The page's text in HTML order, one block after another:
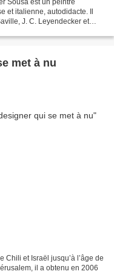
et italienne, autodidacte. Il
J. C. Leyendecker et
met à nu
Chili et Israël jusqu’à l’âge de
il a obtenu en 2006